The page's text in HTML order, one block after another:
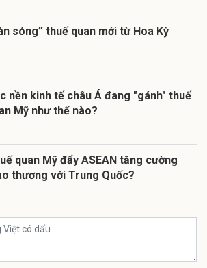
sóng” thuế quan mới từ Hoa Kỳ
nền kinh tế châu Á đang "gánh" thuế
Mỹ như thế nào?
quan Mỹ đẩy ASEAN tăng cường
thương với Trung Quốc?